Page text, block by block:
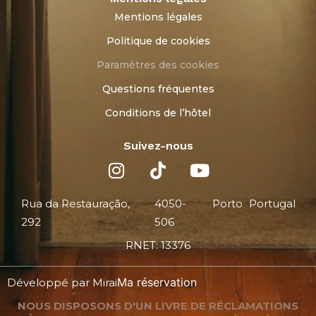
Mentions légales
Politique de cookies
Paramètres des cookies
Questions fréquentes
Conditions de l’hôtel
Suivez-nous
Rua da Restauração,
292
4050-
506
Porto Portugal
RNET: 13376
Développé par MiraiMa réservation
NOUS DISPOSONS D'UN LIVRE DE RÉCLAMATIONS